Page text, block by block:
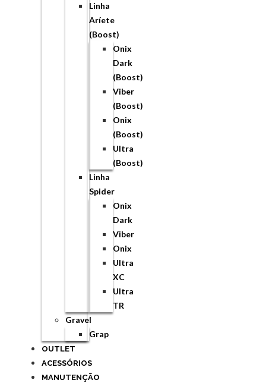
Linha
Aríete
(Boost)
Onix
Dark
(Boost)
Viber
(Boost)
Onix
(Boost)
Ultra
(Boost)
Linha
Spider
Onix
Dark
Viber
Onix
Ultra
XC
Ultra
TR
Gravel
Grap
OUTLET
ACESSÓRIOS
MANUTENÇÃO